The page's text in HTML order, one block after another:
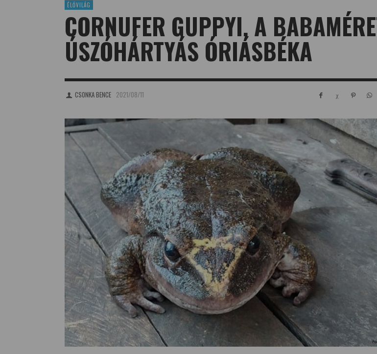
ÉLŐVILÁG
CORNUFER GUPPYI, A
ÚSZÓHÁRTYÁS ÓRIÁSBÉKA
CSONKA BENCE 2021/08/11